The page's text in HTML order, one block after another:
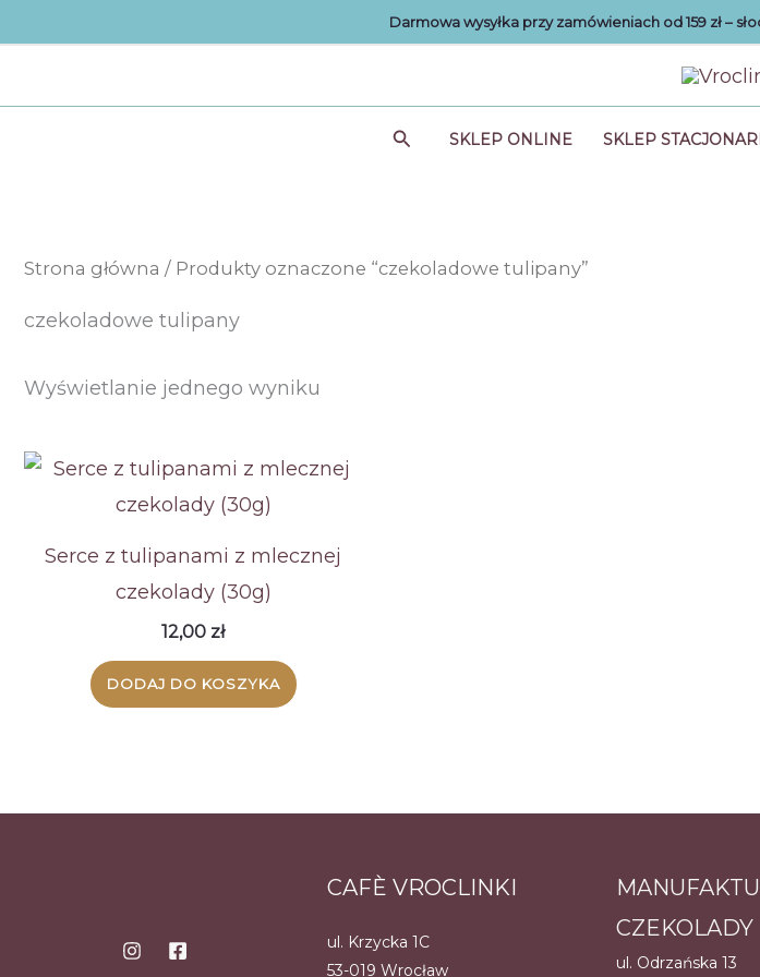
Darmowa wysyłka przy zamówieniach od 159 zł –
SzukajSKLEP ONLINE SKLEP
Strona główna / Produkty oznaczone “czekoladowe tulipany”
czekoladowe tulipany
Wyświetlanie jednego wyniku
Serce z tulipanami z mlecznej
czekolady (30g)
12,00 zł
DODAJ DO KOSZYKA
CAFÈ VROCLINKI
ul. Krzycka 1C
53-019 Wrocław
CZEKOLADY
ul. Odrzańska 13